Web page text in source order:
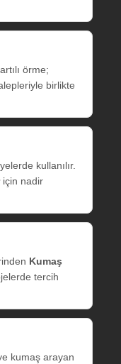
örme;
birlikte
kullanılır.
için nadir
Kumaş
tercih
kumaş arayan